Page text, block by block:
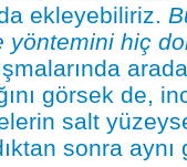
ekleyebiliriz.
hiç
görsek de,
salt
sonra